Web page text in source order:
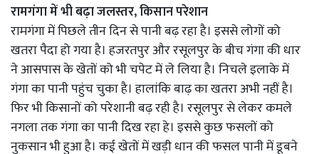
रामगंगा में भी बढ़ा जलस्तर, किसान परेशान
रामगंगा में पिछले तीन दिन से पानी बढ़ रहा है। इससे लोगों को
खतरा पैदा हो गया है। हजरतपुर और रसूलपुर के बीच गंगा की धार
ने आसपास के खेतों को भी चपेट में ले लिया है। निचले इलाके में
गंगा का पानी पहुंच चुका है। हालांकि बाढ़ का खतरा अभी नहीं है।
फिर भी किसानों को परेशानी बढ़ रही है। रसूलपुर से लेकर कमले
नगला तक गंगा का पानी दिख रहा हे। इससे कुछ फसलों को
नुकसान भी हुआ है। कई खेतों में खड़ी धान की फसल पानी में डूबने